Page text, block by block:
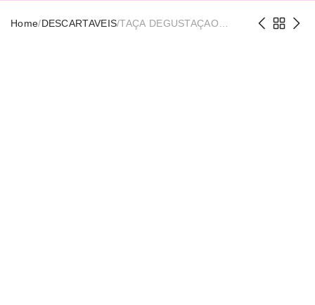
Home/DESCARTAVEIS/TAÇA DEGUSTAÇAO